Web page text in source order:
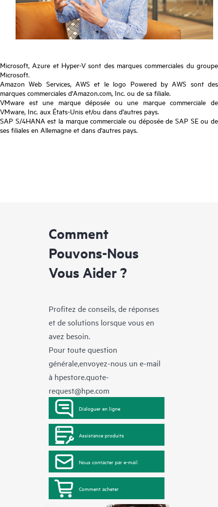
Microsoft, Azure et Hyper-V sont des marques commerciales du groupe
Microsoft.
Amazon Web Services, AWS et le logo Powered by AWS sont des
marques commerciales d'Amazon.com, Inc. ou de sa filiale.
VMware est une marque déposée ou une marque commerciale de
VMware, Inc. aux États-Unis et/ou dans d'autres pays.
SAP S/4HANA est la marque commerciale ou déposée de SAP SE ou de
ses filiales en Allemagne et dans d'autres pays.
Comment
Pouvons-Nous
Vous Aider ?
Profitez de conseils, de réponses
et de solutions lorsque vous en
avez besoin.
Pour toute question
générale,envoyez-nous un e-mail
à hpestore.quote-
request@hpe.com
Dialoguer en ligne
Assistance produits
Nous contacter par e-mail
Comment acheter